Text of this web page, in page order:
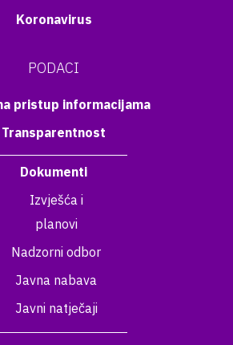
Koronavirus
PODACI
pristup informacijama
Transparentnost
Dokumenti
Izvješća i
planovi
Nadzorni odbor
Javna nabava
Javni natječaji